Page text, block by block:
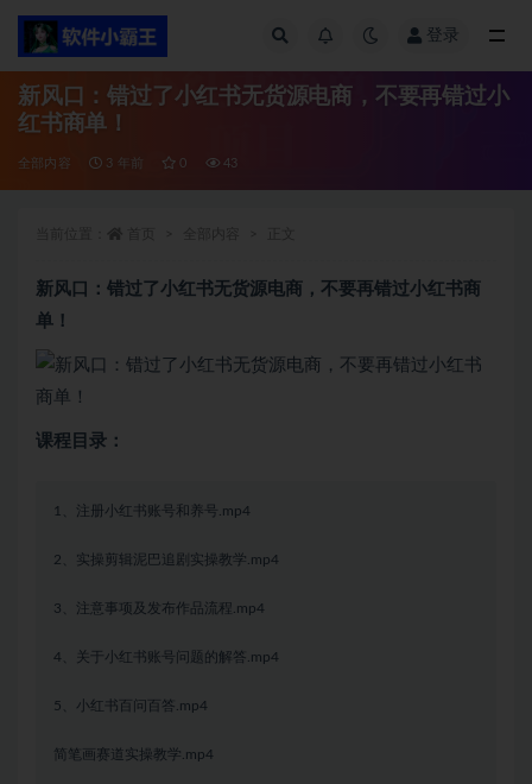
登录
新风口：错过了小红书无货源电商，不要再错过小
红书商单！
全部内容 3 年前 0 43
新风口：错过了小红书无货源电商，不要再错过小红书商
单！
课程目录：
1、注册小红书账号和养号.mp4
2、实操剪辑泥巴追剧实操教学.mp4
3、注意事项及发布作品流程.mp4
4、关于小红书账号问题的解答.mp4
5、小红书百问百答.mp4
简笔画赛道实操教学.mp4